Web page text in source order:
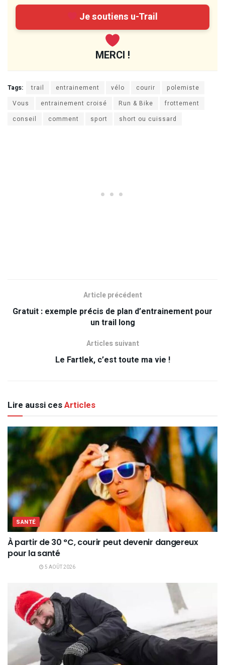
Je soutiens u-Trail
MERCI !
Tags: trail entrainement vélo courir
polemiste
Vous
entrainement croisé Run & Bike
frottement
conseil
comment sport short ou cuissard
Article précédent
Gratuit : exemple précis de plan d’entrainement pour
un trail long
Articles suivant
Le Fartlek, c’est toute ma vie !
Lire aussi cesArticles
SANTÉ
À partir de 30 °C, courir peut devenir dangereux
pour la santé
5 AOÛT 2026